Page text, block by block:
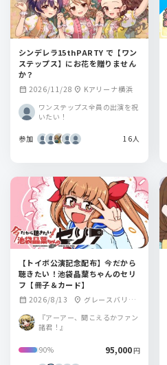
シンデレラ15thPARTY で【ワン
ステップス】にお花を贈りません
か？
calendar_month 2026/11/28 location_on Kアリーナ横浜
ワンステップス全員の出演を祝
いたい！
参加 16人
【トイボ公演記念配布】今だから
聴きたい！池袋晶葉ちゃんのセリ
フ【冊子＆カード】
calendar_month 2026/8/13 location_on グレースバリ渋
『アーアー、聞こえるかファン
諸君！』
90% 95,000円